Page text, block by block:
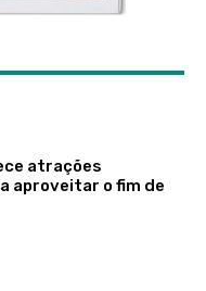
atrações
aproveitar o fim de